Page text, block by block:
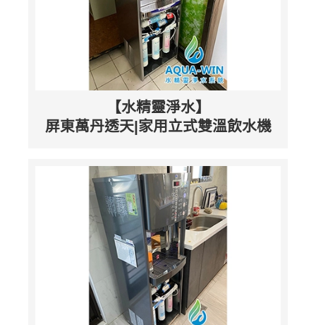
【水精靈淨水】
屏東萬丹透天|家用立式雙溫飲水機